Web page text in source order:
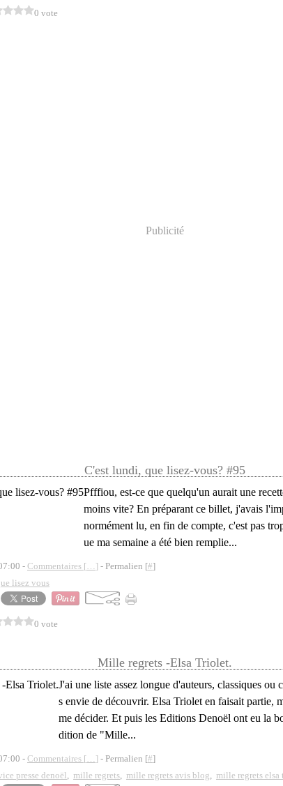
0 vote
Publicité
C'est lundi, que lisez-vous? #95
Pfffiou, est-ce que quelqu'un aurait une
moins vite? En préparant ce billet, j'avais
normément lu, en fin de compte, c'est pas
ue ma semaine a été bien remplie...
- Commentaires […] - Permalien [#]
lisez vous
0 vote
Mille regrets -Elsa Triolet.
J'ai une liste assez longue d'auteurs, classiques ou
s envie de découvrir. Elsa Triolet en faisait partie,
me décider. Et puis les Editions Denoël ont eu la
dition de "Mille...
- Commentaires […] - Permalien [#]
presse denoël, mille regrets, mille regrets avis blog, mille regrets elsa